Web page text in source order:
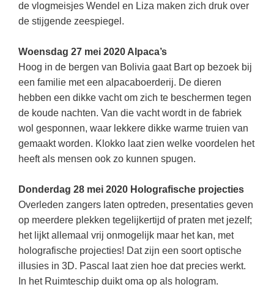
de vlogmeisjes Wendel en Liza maken zich druk over
de stijgende zeespiegel.
Woensdag 27 mei 2020 Alpaca’s
Hoog in de bergen van Bolivia gaat Bart op bezoek bij
een familie met een alpacaboerderij. De dieren
hebben een dikke vacht om zich te beschermen tegen
de koude nachten. Van die vacht wordt in de fabriek
wol gesponnen, waar lekkere dikke warme truien van
gemaakt worden. Klokko laat zien welke voordelen het
heeft als mensen ook zo kunnen spugen.
Donderdag 28 mei 2020 Holografische projecties
Overleden zangers laten optreden, presentaties geven
op meerdere plekken tegelijkertijd of praten met jezelf;
het lijkt allemaal vrij onmogelijk maar het kan, met
holografische projecties! Dat zijn een soort optische
illusies in 3D. Pascal laat zien hoe dat precies werkt.
In het Ruimteschip duikt oma op als hologram.